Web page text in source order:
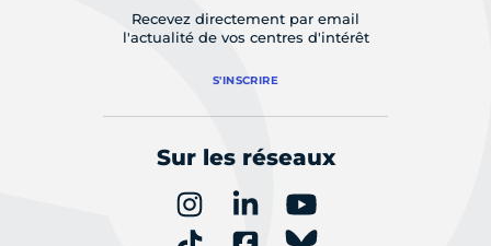
Recevez directement par email
l'actualité de vos centres d'intérêt
S'INSCRIRE
Sur les réseaux